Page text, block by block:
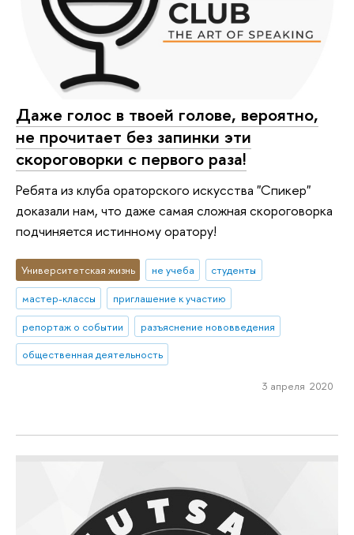
Даже голос в твоей голове, вероятно,
не прочитает без запинки эти
скороговорки с первого раза!
Ребята из клуба ораторского искусства "Спикер"
доказали нам, что даже самая сложная скороговорка
подчиняется истинному оратору!
Университетская жизнь не учеба
студенты
мастер-классы
приглашение к участию
репортаж о событии
разъяснение нововведения
общественная деятельность
3 апреля 2020